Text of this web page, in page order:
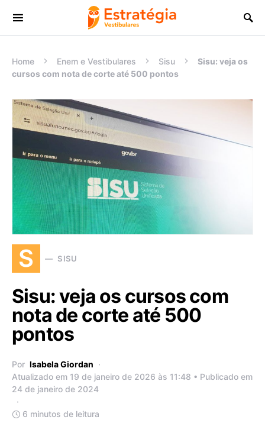
Procurar:
Home Enem e Vestibulares Sisu
Sisu: veja os
cursos com nota de corte até 500 pontos
S SISU
Sisu: veja os cursos com
nota de corte até 500
pontos
Por Isabela Giordan
Atualizado em 19 de janeiro de 2026 às 11:48 • Publicado em
24 de janeiro de 2024
6 minutos de leitura